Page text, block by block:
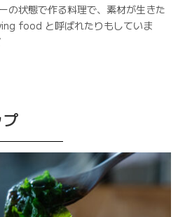
の状態で作る料理で、素材が生きた
food と呼ばれたりもしていま